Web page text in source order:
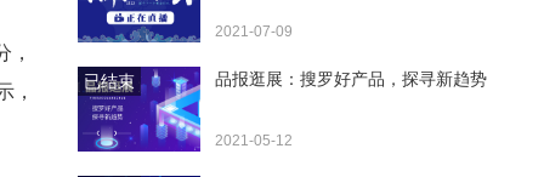
，
，
2021-07-09
已结束 品报逛展：搜罗好产品，探寻新趋势
2021-05-12